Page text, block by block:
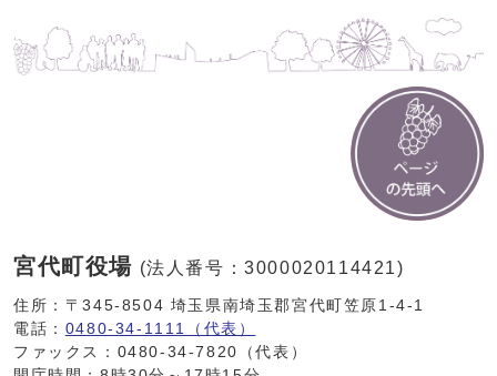
宮代町役場 (法人番号：3000020114421)
住所：〒345-8504 埼玉県南埼玉郡宮代町笠原1-4-1
電話： 0480-34-1111（代表）
ファックス：0480-34-7820（代表）